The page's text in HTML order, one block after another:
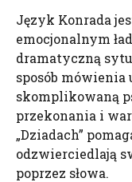
Język Konrada
emocjonalnym
dramatyczną
sposób
skomplikowaną
przekonania i
„Dziadach”
odzwierciedlają
poprzez słowa.